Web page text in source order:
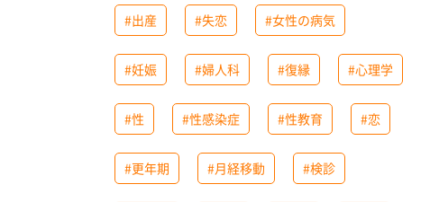
#出産 #失恋 #女性の病気
#妊娠 #婦人科 #復縁 #心理学
#性 #性感染症 #性教育 #恋
#更年期 #月経移動 #検診